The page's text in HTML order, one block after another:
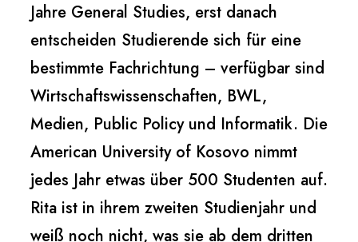
Jahre General Studies, erst danach
entscheiden Studierende sich für eine
bestimmte Fachrichtung – verfügbar sind
Wirtschaftswissenschaften, BWL,
Medien, Public Policy und Informatik. Die
American University of Kosovo nimmt
jedes Jahr etwas über 500 Studenten auf.
Rita ist in ihrem zweiten Studienjahr und
weiß noch nicht, was sie ab dem dritten